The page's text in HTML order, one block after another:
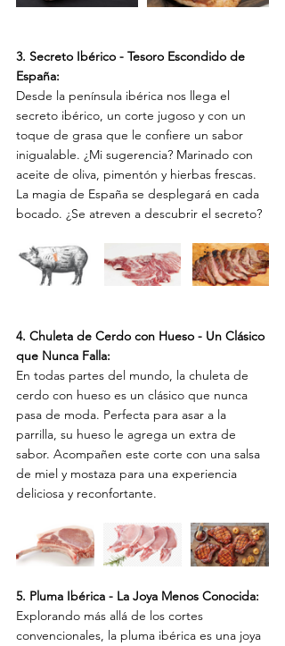
3. Secreto Ibérico - Tesoro Escondido de
España:
Desde la península ibérica nos llega el
secreto ibérico, un corte jugoso y con un
toque de grasa que le confiere un sabor
inigualable. ¿Mi sugerencia? Marinado con
aceite de oliva, pimentón y hierbas frescas.
La magia de España se desplegará en cada
bocado. ¿Se atreven a descubrir el secreto?
4. Chuleta de Cerdo con Hueso - Un Clásico
que Nunca Falla:
En todas partes del mundo, la chuleta de
cerdo con hueso es un clásico que nunca
pasa de moda. Perfecta para asar a la
parrilla, su hueso le agrega un extra de
sabor. Acompañen este corte con una salsa
de miel y mostaza para una experiencia
deliciosa y reconfortante.
5. Pluma Ibérica - La Joya Menos Conocida:
Explorando más allá de los cortes
convencionales, la pluma ibérica es una joya